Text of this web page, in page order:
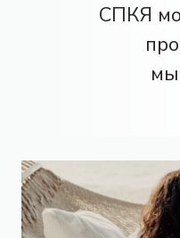
СПКЯ